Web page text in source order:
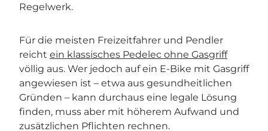
Regelwerk.
Für die meisten Freizeitfahrer und Pendler
reicht ein klassisches Pedelec ohne Gasgriff
völlig aus. Wer jedoch auf ein E-Bike mit Gasgriff
angewiesen ist – etwa aus gesundheitlichen
Gründen – kann durchaus eine legale Lösung
finden, muss aber mit höherem Aufwand und
zusätzlichen Pflichten rechnen.